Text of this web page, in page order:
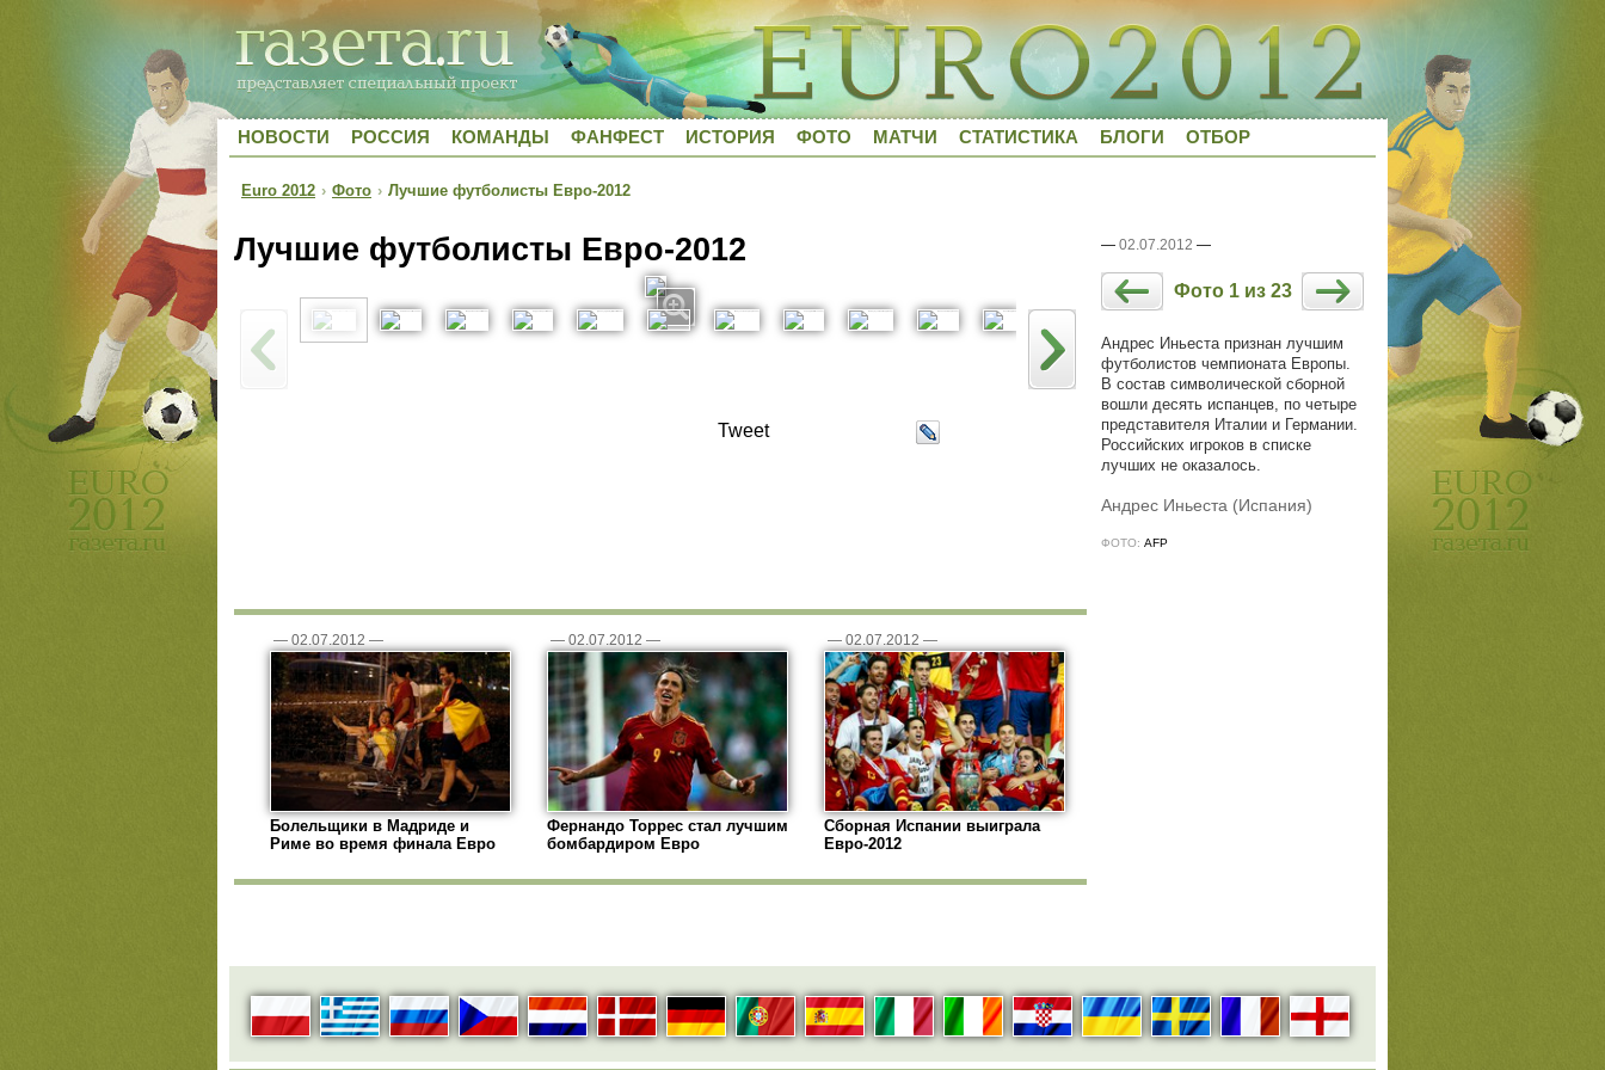
НОВОСТИ РОССИЯ КОМАНДЫ ФАНФЕСТ ИСТОРИЯ ФОТО МАТЧИ СТАТИСТИКА БЛОГИ ОТБОР
Euro 2012 › Фото › Лучшие футболисты Евро-2012
Лучшие футболисты Евро-2012
Tweet
— 02.07.2012 —
Фото 1 из 23
Андрес Иньеста признан лучшим
футболистов чемпионата Европы.
В состав символической сборной
вошли десять испанцев, по четыре
представителя Италии и Германии.
Российских игроков в списке
лучших не оказалось.
Андрес Иньеста (Испания)
ФОТО: AFP
— 02.07.2012 —
Болельщики в Мадриде и
Риме во время финала Евро
— 02.07.2012 —
Фернандо Торрес стал лучшим
бомбардиром Евро
— 02.07.2012 —
Сборная Испании выиграла
Евро-2012